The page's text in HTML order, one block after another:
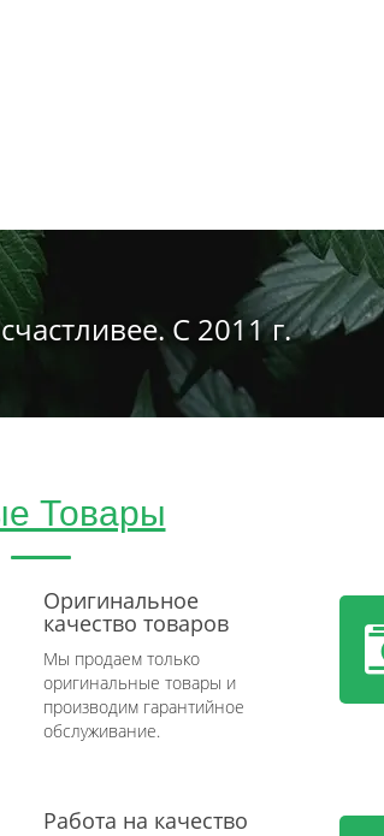
С 2011 г.
Товары
Оригинальное
качество товаров
Мы продаем только
оригинальные товары и
производим гарантийное
обслуживание.
Работа на качество